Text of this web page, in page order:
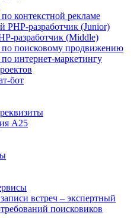
контекстной рекламе
разработчик (Junior)
разработчик (Middle)
по поисковому продвижению
интернет-маркетингу
бот
А25
встреч – экспертный
поисковиков